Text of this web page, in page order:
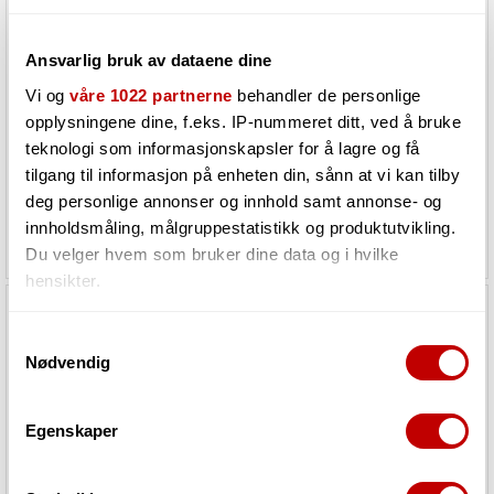
Ansvarlig bruk av dataene dine
Vi og våre 1022 partnerne behandler de personlige
opplysningene dine, f.eks. IP-nummeret ditt, ved å bruke
teknologi som informasjonskapsler for å lagre og få
tilgang til informasjon på enheten din, sånn at vi kan tilby
deg personlige annonser og innhold samt annonse- og
innholdsmåling, målgruppestatistikk og produktutvikling.
Du velger hvem som bruker dine data og i hvilke
hensikter.
Innhente informasjon om den geografiske
Identifisere enheten din ved å aktivt skanne den
Nødvendig
Egenskaper
Crown ComTech 8 kanals forsterker,
75W/8ohm
Utsolgt
25 269,-
2 x 600W i 4ohm/70/100V
Utsolgt
31 615,-